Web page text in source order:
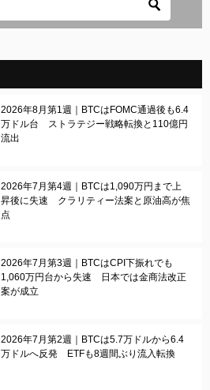
2026年8月第1週｜BTCはFOMC通過後も6.4
万ドル台 ストラテジー戦略転換と110億円
流出
2026年7月第4週｜BTCは1,090万円まで上
昇後に失速 クラリティー法案と原油高が焦
点
2026年7月第3週｜BTCはCPI下振れでも
1,060万円台から失速 日本では金商法改正
案が成立
2026年7月第2週｜BTCは5.7万ドルから6.4
万ドルへ反発 ETFも8週間ぶり流入転換